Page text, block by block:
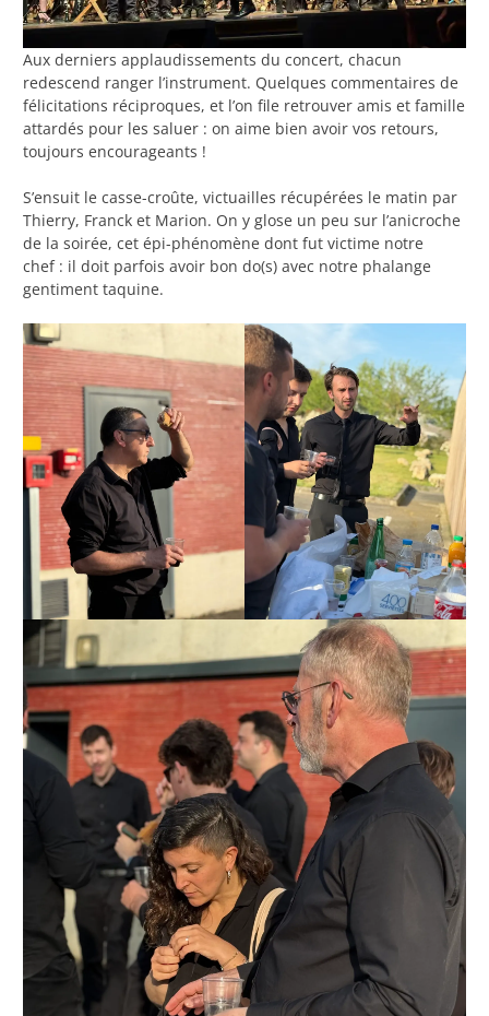
Aux derniers applaudissements du concert, chacun
redescend ranger l’instrument. Quelques commentaires de
félicitations réciproques, et l’on file retrouver amis et famille
attardés pour les saluer : on aime bien avoir vos retours,
toujours encourageants !
S’ensuit le casse-croûte, victuailles récupérées le matin par
Thierry, Franck et Marion. On y glose un peu sur l’anicroche
de la soirée, cet épi-phénomène dont fut victime notre
chef : il doit parfois avoir bon do(s) avec notre phalange
gentiment taquine.